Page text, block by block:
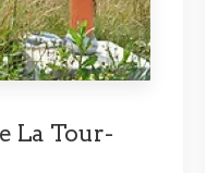
La Tour-